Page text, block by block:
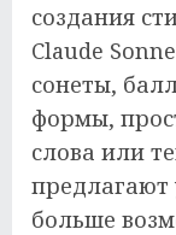
создания
Claude
сонеты,
формы,
слова или
больше